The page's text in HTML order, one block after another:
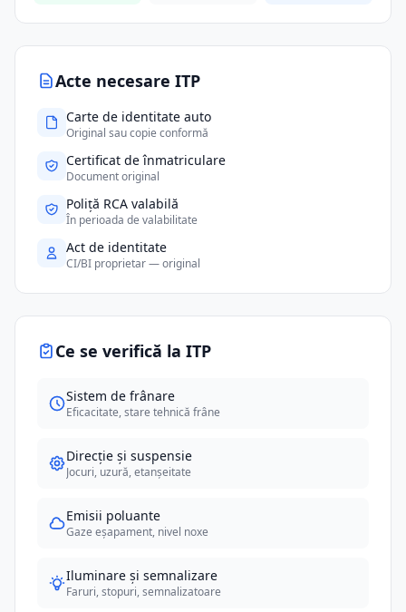
Acte necesare ITP
Carte de identitate auto
Original sau copie conformă
Certificat de înmatriculare
Document original
Poliță RCA valabilă
În perioada de valabilitate
Act de identitate
CI/BI proprietar — original
Ce se verifică la ITP
Sistem de frânare
Eficacitate, stare tehnică frâne
Direcție și suspensie
Jocuri, uzură, etanșeitate
Emisii poluante
Gaze eșapament, nivel noxe
Iluminare și semnalizare
Faruri, stopuri, semnalizatoare